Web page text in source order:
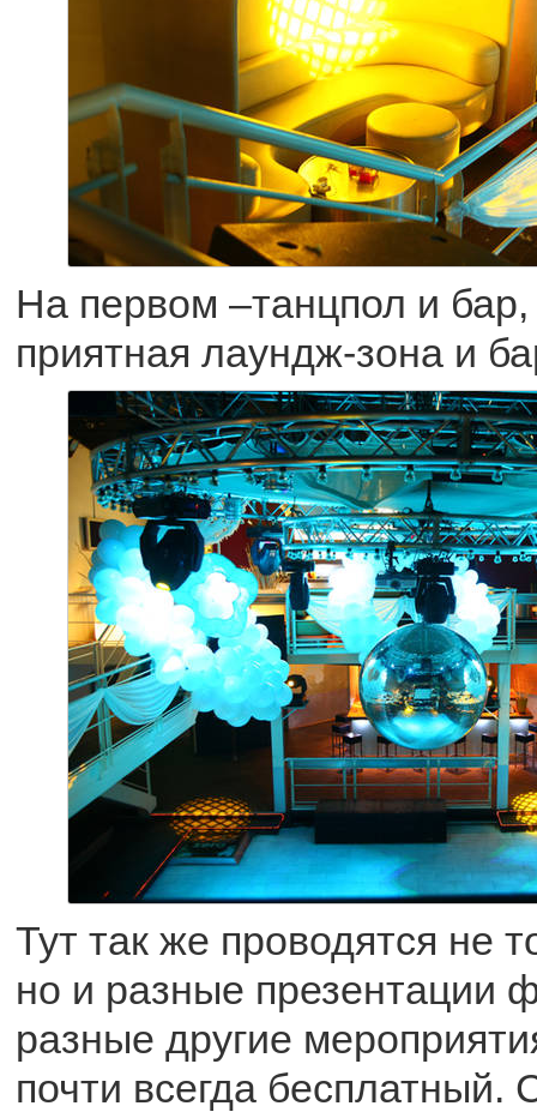
На первом –танцпол и
приятная лаундж-зона и
Тут так же проводятся не
но и разные презентации
разные другие
почти всегда бесплатный.